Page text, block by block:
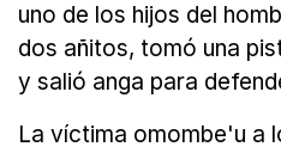
uno de los hijos del
dos añitos, tomó una
y salió anga para
La víctima omombe'u a